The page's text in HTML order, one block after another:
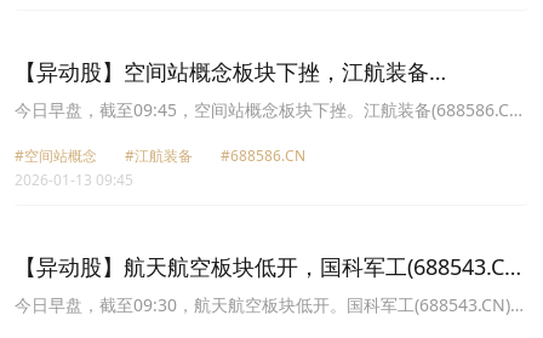
【异动股】空间站概念板块下挫，江航装备
(688586.CN)跌12.22%
今日早盘，截至09:45，空间站概念板块下挫。江航装备(688586.CN)
天科技(000901.CN)跌10.00%报31.5元，雷科防务(002413.CN)跌
9.99%报18.12元，华菱线缆(001208.CN)跌9.98%报27.95元，华力
#空间站概念 #江航装备
#688586.CN
2026-01-13 09:45
【异动股】航天航空板块低开，国科军工(688543.CN)
跌7.5%
今日早盘，截至09:30，航天航空板块低开。国科军工(688543.CN)跌